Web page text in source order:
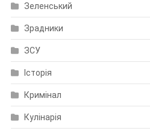
Зеленський
Зрадники
ЗСУ
Історія
Кримінал
Кулінарія